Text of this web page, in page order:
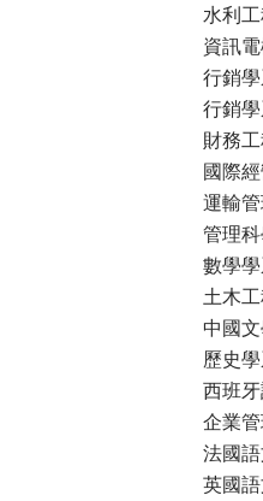
水利
資訊
行銷
行銷
財務
國際
運輸
管理
數學
土木
中國
歷史
西班
企業
法國
英國